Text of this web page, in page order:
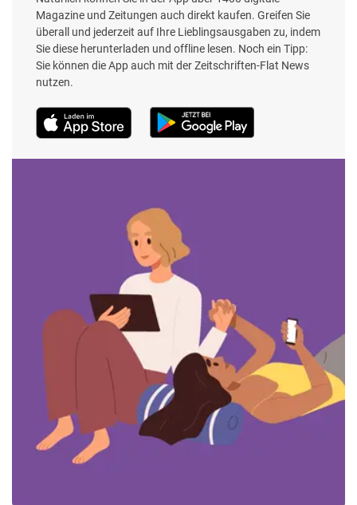
Magazine und Zeitungen auch direkt kaufen. Greifen Sie
überall und jederzeit auf Ihre Lieblingsausgaben zu, indem
Sie diese herunterladen und offline lesen. Noch ein Tipp:
Sie können die App auch mit der Zeitschriften-Flat News
nutzen.